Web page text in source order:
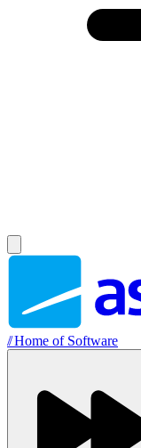
//Home of Software